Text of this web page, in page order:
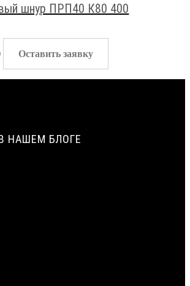
шнур ПРП40 К80 400
Оставить заявку
НАШЕМ БЛОГЕ